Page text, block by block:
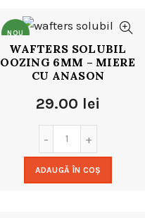
NOU
WAFTERS SOLUBIL
OOZING 6MM – MIERE
CU ANASON
29.00 lei
ADAUGĂ ÎN COȘ